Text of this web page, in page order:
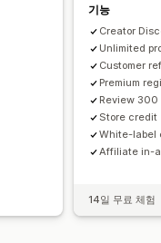
PayPal
기능
Creator
Unlimited
Customer
Premium
Review
Store credit
White-label
Affiliate in-
14일 무료 체험